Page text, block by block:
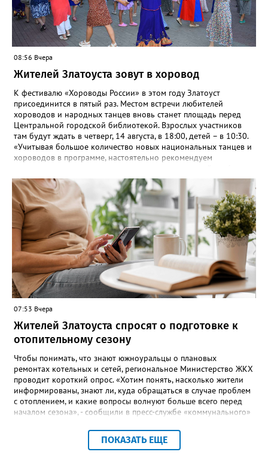
08:56 Вчера
Жителей Златоуста зовут в хоровод
К фестивалю «Хороводы России» в этом году Златоуст
присоединится в пятый раз. Местом встречи любителей
хороводов и народных танцев вновь станет площадь перед
Центральной городской библиотекой. Взрослых участников
там будут ждать в четверг, 14 августа, в 18:00, детей – в 10:30.
«Учитывая большое количество новых национальных танцев и
хороводов в программе, настоятельно рекомендуем
(четверг) и 11 (вторник) августа в 18:00 на той же площади, -
сообщают организаторы. И добавляют: - Репетиции состоятся в
любую погоду! Если не на открытом воздухе, то в большом
зале на 5-ом этаже». Праздники для детей и взрослых в этом
году будут объединены общим названием «Златоустовский
народ, вставай в единый хоровод!».
07:53 Вчера
Жителей Златоуста спросят о подготовке к
отопительному сезону
Чтобы понимать, что знают южноуральцы о плановых
ремонтах котельных и сетей, региональное Министерство ЖКХ
проводит короткий опрос. «Хотим понять, насколько жители
информированы, знают ли, куда обращаться в случае проблем
с отоплением, и какие вопросы волнуют больше всего перед
началом сезона», - сообщили в пресс-службе «коммунального»
6 вопросов. Южноуральцам, например, предлагают поделиться
опасениями, мучающими их накануне зимы. Среди вариантов:
ПОКАЗАТЬ ЕЩЕ